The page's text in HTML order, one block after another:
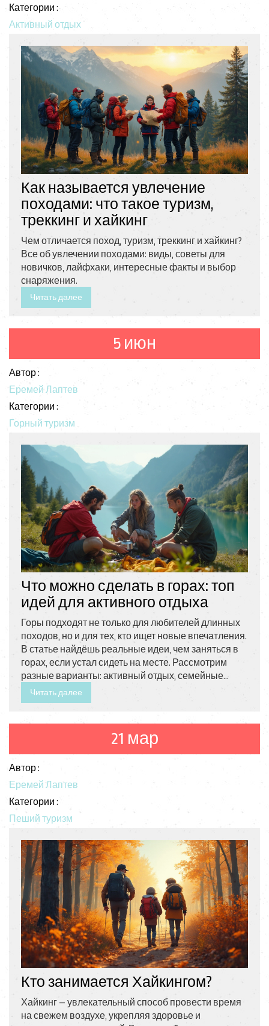
Категории :
Активный отдых
Как называется увлечение
походами: что такое туризм,
треккинг и хайкинг
Чем отличается поход, туризм, треккинг и хайкинг?
Все об увлечении походами: виды, советы для
новичков, лайфхаки, интересные факты и выбор
снаряжения.
Читать далее
5 июн
Автор :
Еремей Лаптев
Категории :
Горный туризм
Что можно сделать в горах: топ
идей для активного отдыха
Горы подходят не только для любителей длинных
походов, но и для тех, кто ищет новые впечатления.
В статье найдёшь реальные идеи, чем заняться в
горах, если устал сидеть на месте. Рассмотрим
разные варианты: активный отдых, семейные
приключения, необычные развлечения и простые
способы расслабиться. Есть пару полезных
описаний, только практика и опыт.
Читать далее
21 мар
Автор :
Еремей Лаптев
Категории :
Пеший туризм
Кто занимается Хайкингом?
Хайкинг — увлекательный способ провести время
на свежем воздухе, укрепляя здоровье и